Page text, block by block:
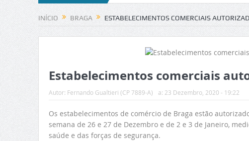
NOTÍCIAS
INÍCIO BRAGA ESTABELECIMENTOS COMERCIAIS
Estabelecimentos comerciais
Autor: Fernando Gualtieri (CP 7889-A) a: 23 Dezembro, 2020 - 19:22
Os estabelecimentos de comércio de Braga estão
semana de 26 e 27 de Dezembro e de 2 e 3 de Janeiro,
saúde e das forças de segurança.